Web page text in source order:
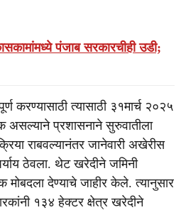
पंजाब सरकारचीही उडी;
करण्यासाठी त्यासाठी ३१मार्च २०२५
असल्याने प्रशासनाने सुरुवातीला
राबवल्यानंतर जानेवारी अखेरीस
ठेवला. थेट खरेदीने जमिनी
मोबदला देण्याचे जाहीर केले. त्यानुसार
१३४ हेक्टर क्षेत्र खरेदीने